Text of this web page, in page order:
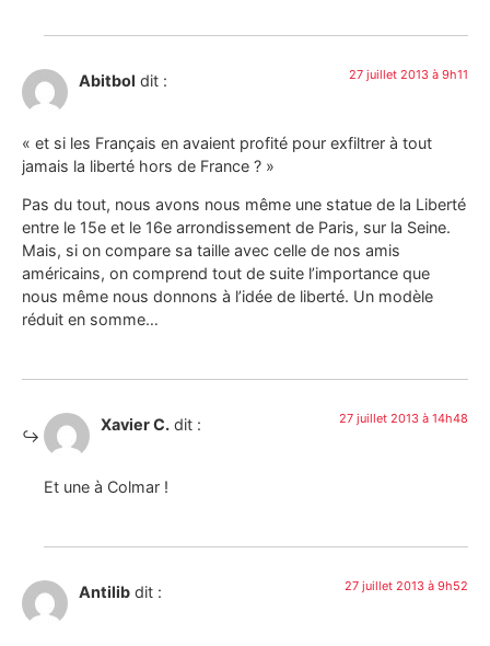
Abitbol dit : 27 juillet 2013 à 9h11
« et si les Français en avaient profité pour exfiltrer à tout
jamais la liberté hors de France ? »
Pas du tout, nous avons nous même une statue de la Liberté
entre le 15e et le 16e arrondissement de Paris, sur la Seine.
Mais, si on compare sa taille avec celle de nos amis
américains, on comprend tout de suite l’importance que
nous même nous donnons à l’idée de liberté. Un modèle
réduit en somme…
Xavier C. dit : 27 juillet 2013 à 14h48
Et une à Colmar !
Antilib dit : 27 juillet 2013 à 9h52